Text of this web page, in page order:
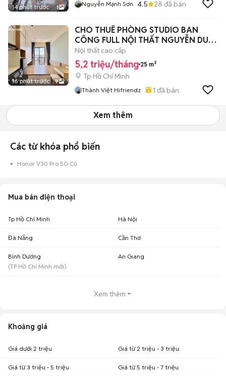
14 phút trước 1 Nguyễn Mạnh Sơn 4.5 28 đã bán
16 phút trước 9
CHO THUÊ PHÒNG STUDIO BAN
CÔNG FULL NỘI THẤT NGUYỄN DUY
CUNG
Nội thất cao cấp
5,2 triệu/tháng 25 m²
Tp Hồ Chí Minh
Thành Việt Hifriendz 1 đã bán
Xem thêm
Các từ khóa phổ biến
Honor V30 Pro 5G Cũ
Mua bán điện thoại
Tp Hồ Chí Minh Hà Nội
Đà Nẵng Cần Thơ
Bình Dương
(TP Hồ Chí Minh mới)
An Giang
Xem thêm
Khoảng giá
Giá dưới 2 triệu Giá từ 2 triệu - 3 triệu
Giá từ 3 triệu - 5 triệu Giá từ 5 triệu - 7 triệu